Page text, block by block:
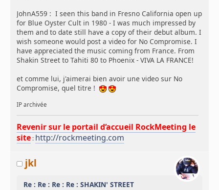
JohnA559 : I seen this band in Fresno California open up
for Blue Oyster Cult in 1980 - I was much impressed by
them and to date still have a copy of their debut album. I
wish someone would post a video for No Compromise. I
have appreciated the music coming from France. From
Shakin Street to Tahiti 80 to Phoenix - VIVA LA FRANCE!
et comme lui, j'aimerai bien avoir une video sur No
Compromise, quel titre !
IP archivée
Revenir sur le portail d’accueil RockMeeting le
site : http://rockmeeting.com
jkl
Re : Re : Re : Re : SHAKIN' STREET